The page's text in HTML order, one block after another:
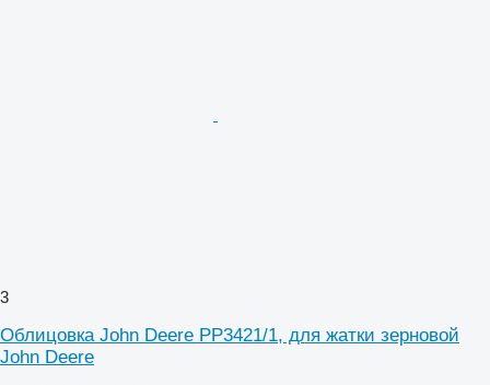
3
Облицовка John Deere РР3421/1, для жатки зерновой
John Deere